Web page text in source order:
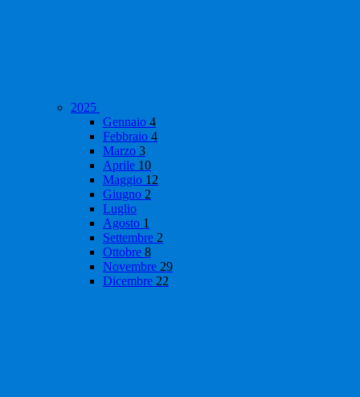
2025
Gennaio 4
Febbraio 4
Marzo 3
Aprile 10
Maggio 12
Giugno 2
Luglio
Agosto 1
Settembre 2
Ottobre 8
Novembre 29
Dicembre 22